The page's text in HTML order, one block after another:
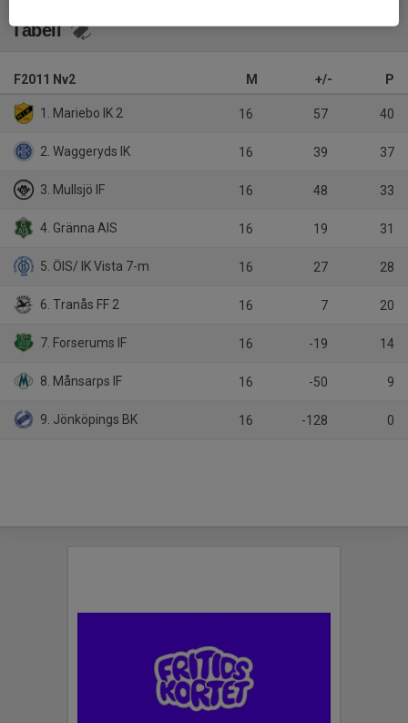
Tabell
F2011 Nv2 M +/- P
1. Mariebo IK 2 16 57 40
2. Waggeryds IK 16 39 37
3. Mullsjö IF 16 48 33
4. Gränna AIS 16 19 31
5. ÖIS/ IK Vista 7-m 16 27 28
6. Tranås FF 2 16 7 20
7. Forserums IF 16 -19 14
8. Månsarps IF 16 -50 9
9. Jönköpings BK 16 -128 0